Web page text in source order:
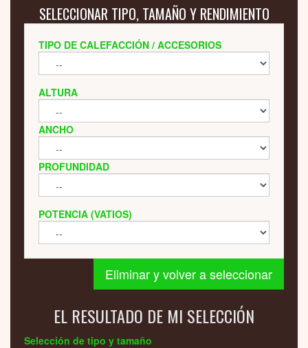
SELECCIONAR TIPO, TAMAÑO Y RENDIMIENTO
TIPO DE CALEFACCIÓN / ACCESORIOS
ALTURA
ANCHO
PROFUNDIDAD
POTENCIA (VATIOS)
Eliminar y volver a seleccionar
EL RESULTADO DE MI SELECCIÓN
Selección de tipo y tamaño